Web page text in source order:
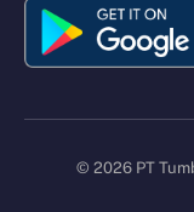
© 2026 PT